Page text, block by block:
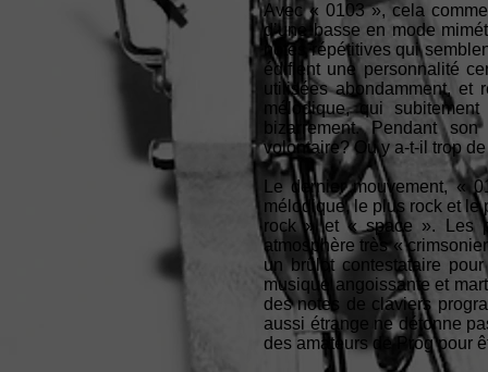
Avec « 0103 », cela
d’une basse en mode
notes répétitives qui
édifient une personnalité
utilisées abondamment,
mélodique, qui
bizarrement. Pendant
volontaire? Ou y a-t-il trop
Le dernier mouvement, «
mélodique, le plus rock et le
rock » et « space ». Les
atmosphère très «
un brûlot contestataire
musique angoissante et
des notes de claviers
aussi étrange ne détonne
des amateurs de Prog pour